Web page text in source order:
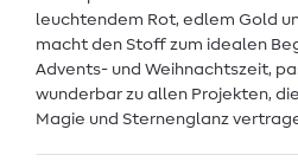
leuchtendem Rot, edlem Gold
macht den Stoff zum idealen
Advents- und Weihnachtszeit,
wunderbar zu allen Projekten,
Magie und Sternenglanz